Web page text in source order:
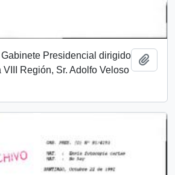
Presidencial dirigido
Región, Sr. Adolfo Veloso